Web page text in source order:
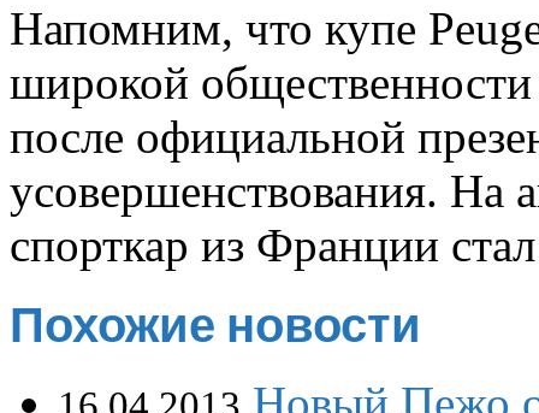
Напомним, что купе
широкой общественности
после официальной
усовершенствования. На
спорткар из Франции
Похожие новости